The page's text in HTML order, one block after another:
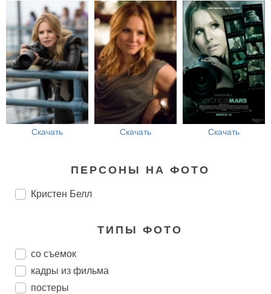
Скачать Скачать Скачать
ПЕРСОНЫ НА ФОТО
Кристен Белл
ТИПЫ ФОТО
со съемок
кадры из фильма
постеры